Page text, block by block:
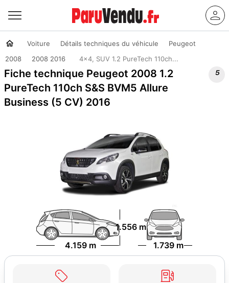
Voiture Détails techniques du véhicule
Peugeot
2008
2008 2016 4x4, SUV 1.2 PureTech 110ch...
Fiche technique Peugeot 2008 1.2
PureTech 110ch S&S BVM5 Allure
Business (5 CV) 2016

4.159 m 1.739 m
1.556 m